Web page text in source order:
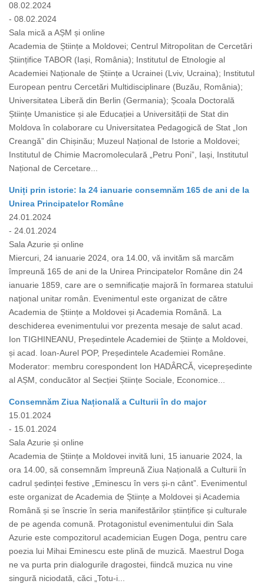
08.02.2024
- 08.02.2024
Sala mică a AȘM și online
Academia de Științe a Moldovei; Centrul Mitropolitan de Cercetări
Științifice TABOR (Iași, România); Institutul de Etnologie al
Academiei Naționale de Științe a Ucrainei (Lviv, Ucraina); Institutul
European pentru Cercetări Multidisciplinare (Buzău, România);
Universitatea Liberă din Berlin (Germania); Școala Doctorală
Științe Umanistice și ale Educației a Universității de Stat din
Moldova în colaborare cu Universitatea Pedagogică de Stat „Ion
Creangă” din Chișinău; Muzeul Național de Istorie a Moldovei;
Institutul de Chimie Macromoleculară „Petru Poni”, Iași, Institutul
Național de Cercetare...
Uniți prin istorie: la 24 ianuarie consemnăm 165 de ani de la
Unirea Principatelor Române
24.01.2024
- 24.01.2024
Sala Azurie și online
Miercuri, 24 ianuarie 2024, ora 14.00, vă invităm să marcăm
împreună 165 de ani de la Unirea Principatelor Române din 24
ianuarie 1859, care are o semnificație majoră în formarea statului
naţional unitar român. Evenimentul este organizat de către
Academia de Științe a Moldovei și Academia Română. La
deschiderea evenimentului vor prezenta mesaje de salut acad.
Ion TIGHINEANU, Președintele Academiei de Științe a Moldovei,
și acad. Ioan-Aurel POP, Președintele Academiei Române.
Moderator: membru corespondent Ion HADÂRCĂ, vicepreședinte
al AȘM, conducător al Secției Științe Sociale, Economice...
Consemnăm Ziua Națională a Culturii în do major
15.01.2024
- 15.01.2024
Sala Azurie și online
Academia de Științe a Moldovei invită luni, 15 ianuarie 2024, la
ora 14.00, să consemnăm împreună Ziua Națională a Culturii în
cadrul ședinței festive „Eminescu în vers și-n cânt”. Evenimentul
este organizat de Academia de Științe a Moldovei și Academia
Română și se înscrie în seria manifestărilor științifice și culturale
de pe agenda comună. Protagonistul evenimentului din Sala
Azurie este compozitorul academician Eugen Doga, pentru care
poezia lui Mihai Eminescu este plină de muzică. Maestrul Doga
ne va purta prin dialogurile dragostei, fiindcă muzica nu vine
singură niciodată, căci „Totu-i...